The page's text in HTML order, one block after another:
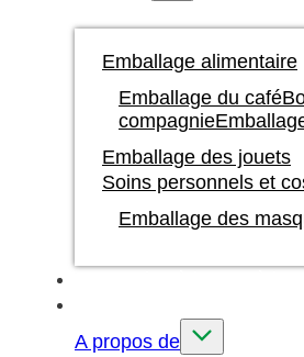
Emballage alimentaire
Emballage du café
compagnie
Emballage des jouets
Soins personnels et
Emballage des
A propos de